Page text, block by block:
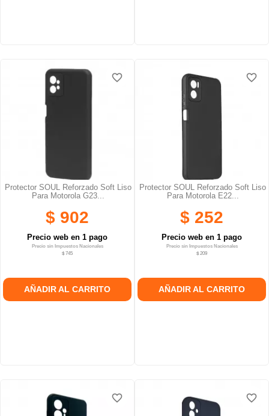
Protector SOUL Reforzado Soft Liso
Para Motorola G23...
$ 902
Precio web en 1 pago
Precio sin Impuestos Nacionales
$ 745
AÑADIR AL CARRITO
favorite_border
favorite_border
favorite_border
Protector SOUL Reforzado Soft Liso
Para Motorola E22...
$ 252
Precio web en 1 pago
Precio sin Impuestos Nacionales
$ 209
AÑADIR AL CARRITO
favorite_border
favorite_border
favorite_border
favorite_border
favorite_border
favorite_border favorite_border
favorite_border
favorite_border